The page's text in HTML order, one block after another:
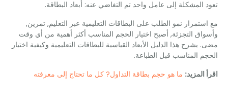
إلى عامل واحد تم التغاضي عنه: أبعاد البطاقة.
نمو الطلب على البطاقات التعليمية عبر التعليم, تمرين,
التجزئة, أصبح اختيار الحجم المناسب أكثر أهمية من أي وقت
هذا الدليل الأبعاد القياسية للبطاقات التعليمية وكيفية اختيار
المناسب قبل الطباعة.
ما هو حجم بطاقة التداول? كل ما تحتاج إلى معرفته